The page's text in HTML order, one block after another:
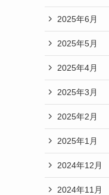
2025年6月
2025年5月
2025年4月
2025年3月
2025年2月
2025年1月
2024年12月
2024年11月